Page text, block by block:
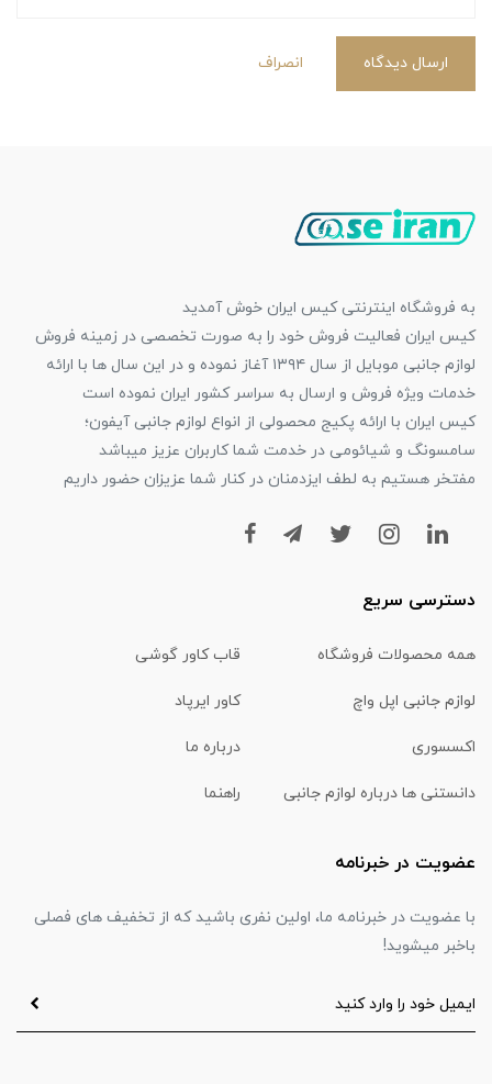
ارسال دیدگاه انصراف
به فروشگاه اینترنتی کیس ایران خوش آمدید
کیس ایران فعالیت فروش خود را به صورت تخصصی در زمینه فروش
لوازم جانبی موبایل از سال ۱۳۹۴ آغاز نموده و در این سال ها با ارائه
خدمات ویژه فروش و ارسال به سراسر کشور ایران نموده است
کیس ایران با ارائه پکیج محصولی از انواع لوازم جانبی آیفون؛
سامسونگ و شیائومی در خدمت شما کاربران عزیز میباشد
مفتخر هستیم به لطف ایزدمنان در کنار شما عزیزان حضور داریم
دسترسی سریع
همه محصولات فروشگاه قاب کاور گوشی
لوازم جانبی اپل واچ کاور ایرپاد
اکسسوری درباره ما
دانستنی ها درباره لوازم جانبی راهنما
عضویت در خبرنامه
با عضویت در خبرنامه ما، اولین نفری باشید که از تخفیف های فصلی
باخبر میشوید!